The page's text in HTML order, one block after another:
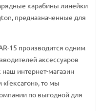
карабины линейки
предназначенные для
15 производится одним
аксессуаров
интернет-магазин
то мы
по выгодной для